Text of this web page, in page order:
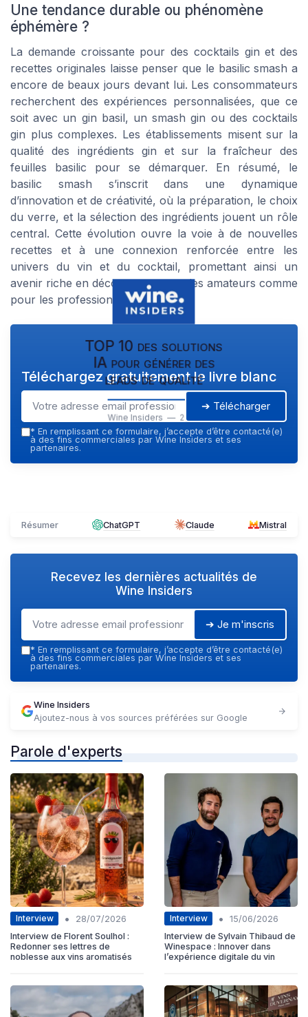
Une tendance durable ou phénomène
éphémère ?
La demande croissante pour des cocktails gin et des
recettes originales laisse penser que le basilic smash a
encore de beaux jours devant lui. Les consommateurs
recherchent des expériences personnalisées, que ce
soit avec un gin basil, un smash gin ou des cocktails
gin plus complexes. Les établissements misent sur la
qualité des ingrédients gin et sur la fraîcheur des
feuilles basilic pour se démarquer. En résumé, le
basilic smash s’inscrit dans une dynamique
d’innovation et de créativité, où la préparation, le choix
du verre, et la sélection des ingrédients jouent un rôle
central. Cette évolution ouvre la voie à de nouvelles
recettes et à une connexion renforcée entre les
univers du vin et du cocktail, promettant ainsi un
avenir riche en découvertes pour les amateurs comme
pour les professionnels.
TOP 10 des solutions
IA pour générer des
leads de qualité
Wine Insiders — 2026
Téléchargez gratuitement le livre blanc
➔ Télécharger
* En remplissant ce formulaire, j’accepte d’être contacté(e)
à des fins commerciales par Wine Insiders et ses
partenaires.
Résumer ChatGPT Claude Mistral
Recevez les dernières actualités de
Wine Insiders
➔ Je m'inscris
* En remplissant ce formulaire, j’accepte d’être contacté(e)
à des fins commerciales par Wine Insiders et ses
partenaires.
Wine Insiders
Ajoutez-nous à vos sources préférées sur Google
Parole d'experts
Interview •
28/07/2026
Interview de Florent Soulhol :
Redonner ses lettres de
noblesse aux vins aromatisés
Interview •
15/06/2026
Interview de Sylvain Thibaud de
Winespace : Innover dans
l’expérience digitale du vin